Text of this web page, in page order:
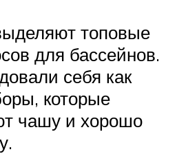
топовые
для бассейнов.
себя как
которые
чашу и хорошо